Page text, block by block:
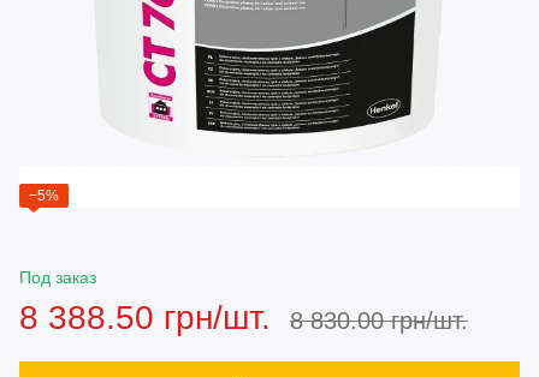
−5%
Под заказ
8 388.50 грн/шт. 8 830.00 грн/шт.